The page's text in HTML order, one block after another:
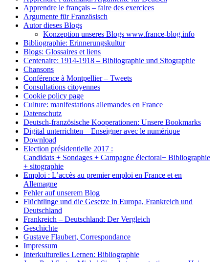
Apprendre le français – faire des exercices
Argumente für Französisch
Autor dieses Blogs
Konzeption unseres Blogs www.france-blog.info
Bibliographie: Erinnerungskultur
Blogs: Glossaires et liens
Centenaire: 1914-1918 – Bibliographie und Sitographie
Chansons
Conférence à Montpellier – Tweets
Consultations citoyennes
Cookie policy page
Culture: manifestations allemandes en France
Datenschutz
Deutsch-französische Kooperationen: Unsere Bookmarks
Digital unterrichten – Enseigner avec le numérique
Download
Election présidentielle 2017 :
Candidats + Sondages + Campagne électoral+ Bibliographie
+ sitographie
Emploi : L’accès au premier emploi en France et en
Allemagne
Fehler auf unserem Blog
Flüchtlinge und die Gesetze in Europa, Frankreich und
Deutschland
Frankreich – Deutschland: Der Vergleich
Geschichte
Gustave Flaubert, Correspondance
Impressum
Interkulturelles Lernen: Bibliographie